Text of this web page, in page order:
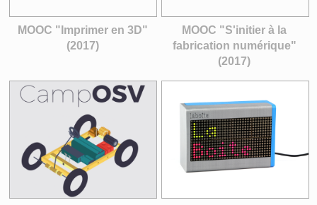
MOOC "Imprimer en 3D"
(2017)
MOOC "S'initier à la
fabrication numérique"
(2017)